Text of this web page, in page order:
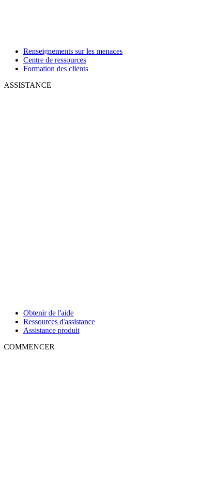
Renseignements sur les menaces
Centre de ressources
Formation des clients
ASSISTANCE
Obtenir de l'aide
Ressources d'assistance
Assistance produit
COMMENCER